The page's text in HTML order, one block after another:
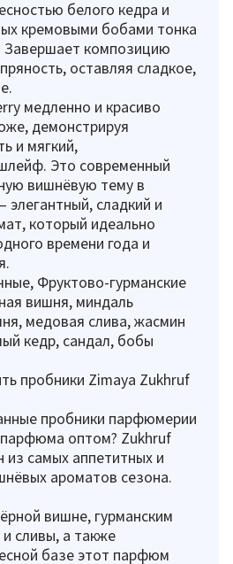
белого кедра и
кремовыми бобами тонка
Завершает композицию
оставляя сладкое,
медленно и красиво
демонстрируя
и мягкий,
Это современный
вишнёвую тему в
сладкий и
который идеально
времени года и
Фруктово-гурманские
вишня, миндаль
медовая слива, жасмин
кедр, сандал, бобы
пробники Zimaya Zukhruf
пробники парфюмерии
оптом? Zukhruf
из самых аппетитных и
ароматов сезона.
вишне, гурманским
сливы, а также
базе этот парфюм